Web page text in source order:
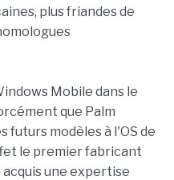
plus friandes de
Mobile dans le
que Palm
futurs modèles à l'OS de
le premier fabricant
acquis une expertise